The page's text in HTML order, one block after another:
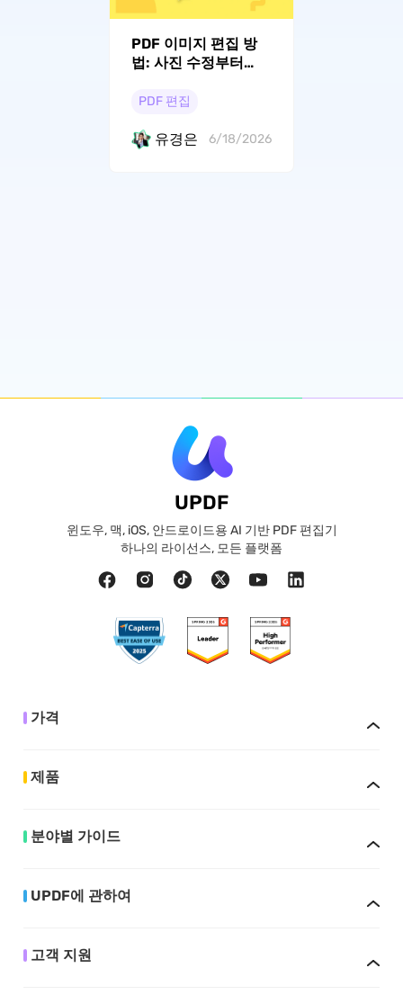
PDF 이미지 편집 방
법: 사진 수정부터
PDF 편집
유경은 6/18/2026
UPDF
윈도우, 맥, iOS, 안드로이드용 AI 기반 PDF 편집기
하나의 라이선스, 모든 플랫폼
가격
제품
분야별 가이드
UPDF에 관하여
고객 지원